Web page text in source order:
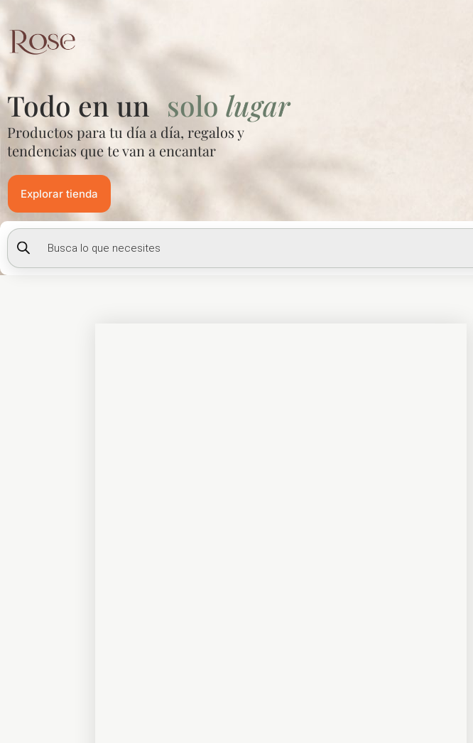
contenido
Todo en un sololugar
Productos para tu día a día, regalos y
tendencias que te van a encantar
Explorar tienda
Búsqueda
de
productos